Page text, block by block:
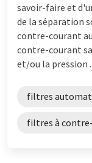
savoir-faire et
de la séparation
contre-courant
contre-courant
et/ou la pression
filtres
filtres à